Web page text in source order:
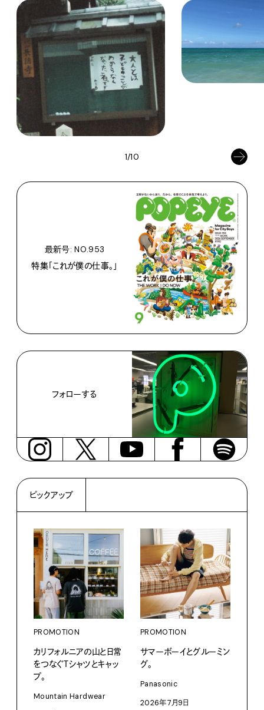
1/10
最新号: NO.953
特集「これが僕の仕事。」
フォローする
ピックアップ
PROMOTION
カリフォルニアの山と日常
をつなぐＴシャツとキャッ
プ。
Mountain Hardwear
PROMOTION
サマーボーイとグルーミン
グ。
Panasonic
2026年7月9日